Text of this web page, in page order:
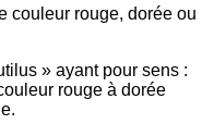
couleur rouge, dorée ou
» ayant pour sens :
rouge à dorée